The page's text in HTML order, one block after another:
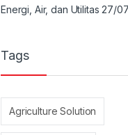
Energi, Air, dan Utilitas 27/
Tags
Agriculture Solution